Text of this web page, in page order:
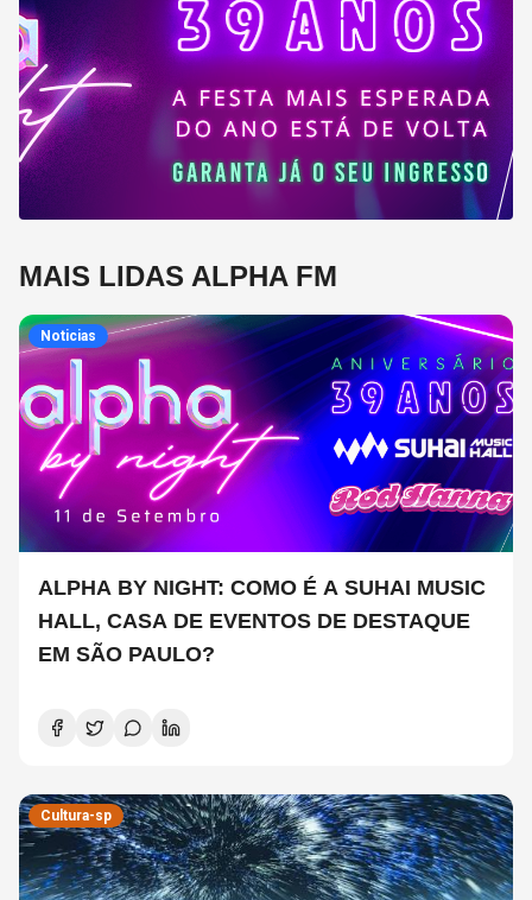
MAIS LIDAS ALPHA FM
Noticias
ALPHA BY NIGHT: COMO É A SUHAI MUSIC
HALL, CASA DE EVENTOS DE DESTAQUE
EM SÃO PAULO?
Cultura-sp